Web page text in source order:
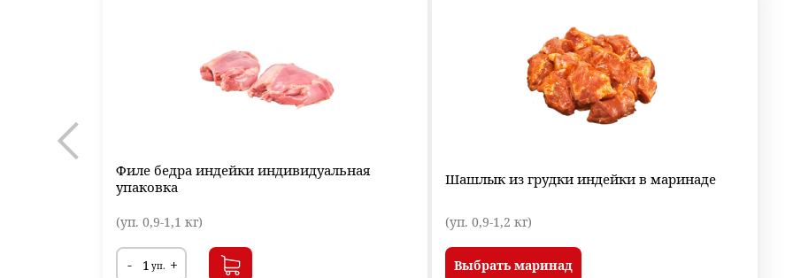
Филе бедра индейки индивидуальная
упаковка
(уп. 0,9-1,1 кг)
- +
уп.
Шашлык из грудки индейки в маринаде
(уп. 0,9-1,2 кг)
Выбрать маринад